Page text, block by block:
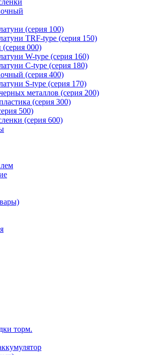
(серия 100)
TRF-type (серия 150)
000)
W-type (серия 160)
С-type (серия 180)
(серия 400)
S-type (серия 170)
металлов (серия 200)
(серия 300)
500)
(серия 600)
торм.